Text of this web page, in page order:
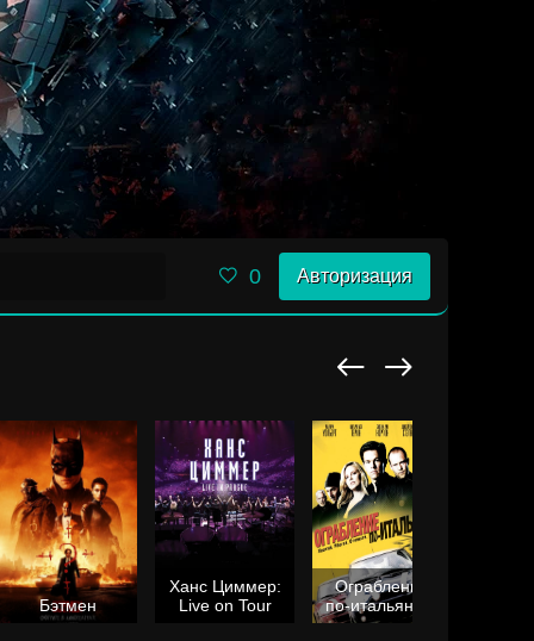
0 Авторизация
Бэтмен
Ханс Циммер:
Live on Tour
Ограбление
по-итальянски